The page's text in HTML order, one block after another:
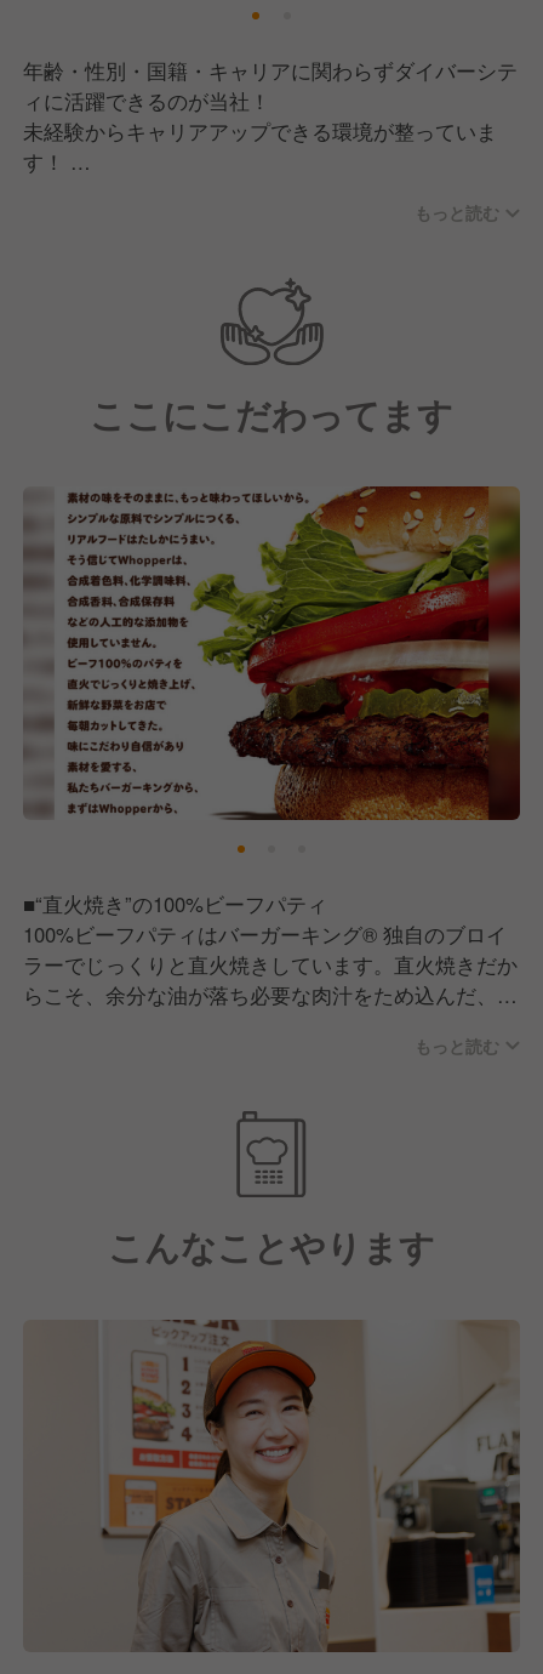
年齢・性別・国籍・キャリアに関わらずダイバーシテ
ィに活躍できるのが当社！
未経験からキャリアアップできる環境が整っていま
す！
新規出店を加速するためマネージャー候補（幹部候
補）として、貴重なオープニング業務に関わることも
20代の店長・SVも多く活躍中。
て豊富!!
SV、OPサポート（採⽤・教育・マニュアル・計数管
理）、マーケティング、メンテンナンス等、積極的な
登⽤
実績があります。
定期的に社内公募がありますので、ぜひ積極的に応募
して下さい。（※店⻑以上が応募資格）
・実績23年度︓SV6名、マーケ1名、サプライチェー
ン1名、メンテナンス2名、カスタマーサービス1名
・実績24年度︓SV3名、OPサポート2名
もっと読む
ここにこだわってます
■“直火焼き”の100%ビーフパティ
100%ビーフパティはバーガーキング® 独自のブロイ
ラーでじっくりと直火焼きしています。直火焼きだか
らこそ、余分な油が落ち必要な肉汁をため込んだ、ジ
■毎日店舗でカットするオニオン
バーガーキング® のオニオンは必要な分だけ毎日お店
でカットしています。新鮮な野菜のおいしさが楽しめ
■おすすめ商品は『ワッパー® チーズ』
一般的なハンバーガーの約1.4倍の大きさです。
バンズの直径は約13センチと大きく、バーガーキング
® 自慢の直火焼きの100%ビーフパティは約125gもあ
直火焼きの100％ビーフパティに、コクのあるチェダ
ーチーズを2枚、フレッシュなレタス、トマト、オニ
オン、味のアクセントのピクルスをクリーミーなマヨ
ネーズとケチャップで仕上げ、トーストしたセサミバ
ンズで挟んだ、バーガーキング® の王道のおいしさを
楽しめる商品です。
もっと読む
こんなことやります